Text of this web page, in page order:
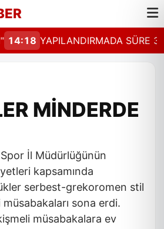
14:18 YAPILANDIRMADA SÜRE 31
MİNDERDE
İl Müdürlüğünün
kapsamında
serbest-grekoromen stil
sona erdi.
müsabakalara ev